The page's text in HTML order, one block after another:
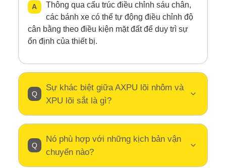
Thông qua cấu trúc điều chỉnh sáu chân,
các bánh xe có thể tự động điều chỉnh độ
cân bằng theo điều kiện mặt đất để duy trì sự
ổn định của thiết bị.
Sự khác biệt giữa AXPU lõi nhôm và
XPU lõi sắt là gì?
Nó phù hợp với những kịch bản vận
chuyển nào?